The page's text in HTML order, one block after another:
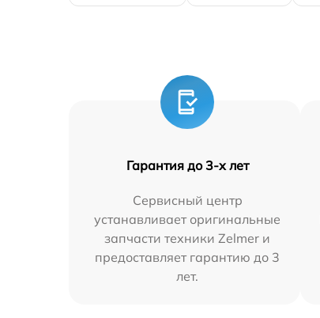
Гарантия до 3-х лет
Сервисный центр
устанавливает оригинальные
запчасти техники Zelmer и
предоставляет гарантию до 3
лет.